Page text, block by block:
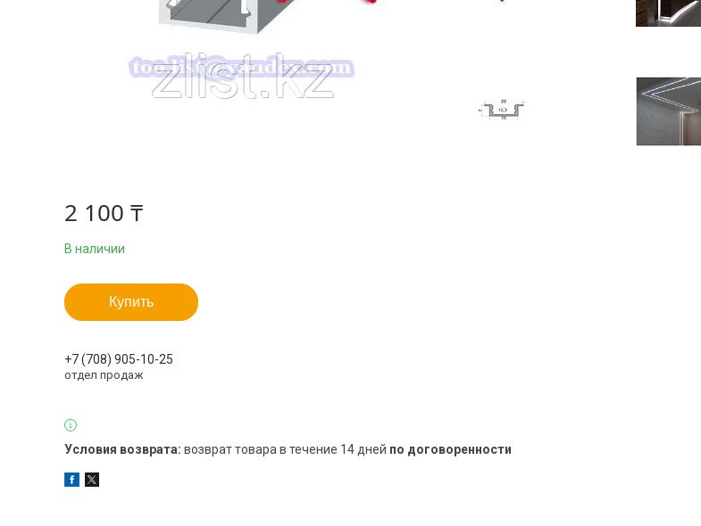
2 100 ₸
В наличии
Купить
+7 (708) 905-10-25
отдел продаж
возврат товара в течение 14 дней по договоренности